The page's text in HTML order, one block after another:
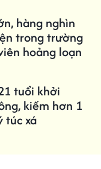
hàng nghìn
trong trường
hoảng loạn
tuổi khởi
kiếm hơn 1
túc xá